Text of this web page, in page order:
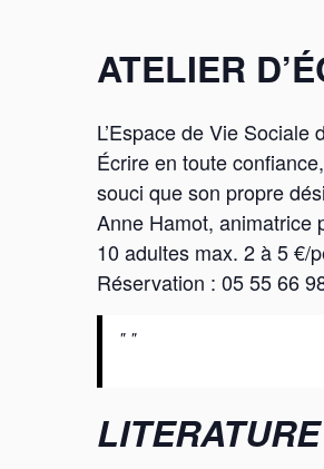
ATELIER
L’Espace de Vie
Écrire en toute
souci que son propre
Anne Hamot, animatrice
10 adultes max. 2 à 5 €/
Réservation : 05 55 66